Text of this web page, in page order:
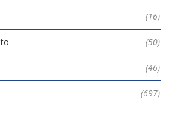
(16)
(50)
(46)
(697)